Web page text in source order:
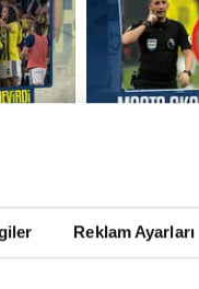
Reklam Ayarları